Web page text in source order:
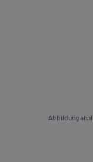
Abbildung